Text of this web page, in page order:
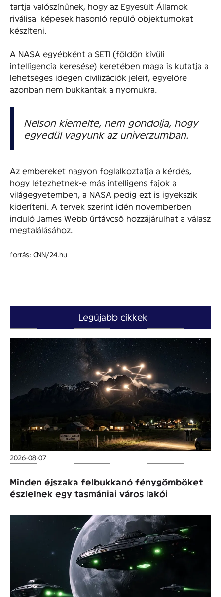
tartja valószínűnek, hogy az Egyesült Államok
riválisai képesek hasonló repülő objektumokat
készíteni.
A NASA egyébként a SETI (földön kívüli
intelligencia keresése) keretében maga is kutatja a
lehetséges idegen civilizációk jeleit, egyelőre
azonban nem bukkantak a nyomukra.
Nelson kiemelte, nem gondolja, hogy
egyedül vagyunk az univerzumban.
Az embereket nagyon foglalkoztatja a kérdés,
hogy létezhetnek-e más intelligens fajok a
világegyetemben, a NASA pedig ezt is igyekszik
kideríteni. A tervek szerint idén novemberben
induló James Webb űrtávcső hozzájárulhat a válasz
megtalálásához.
forrás: CNN/24.hu
Legújabb cikkek
2026-08-07
Minden éjszaka felbukkanó fénygömböket
észlelnek egy tasmániai város lakói